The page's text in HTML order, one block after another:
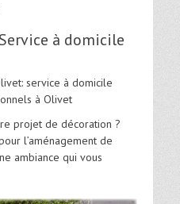
à domicile
service à domicile
à Olivet
projet de décoration ?
l’aménagement de
ambiance qui vous